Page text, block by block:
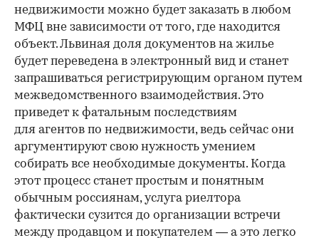
недвижимости можно будет заказать в любом
МФЦ вне зависимости от того, где находится
объект. Львиная доля документов на жилье
будет переведена в электронный вид и станет
запрашиваться регистрирующим органом путем
межведомственного взаимодействия. Это
приведет к фатальным последствиям
для агентов по недвижимости, ведь сейчас они
аргументируют свою нужность умением
собирать все необходимые документы. Когда
этот процесс станет простым и понятным
обычным россиянам, услуга риелтора
фактически сузится до организации встречи
между продавцом и покупателем — а это легко